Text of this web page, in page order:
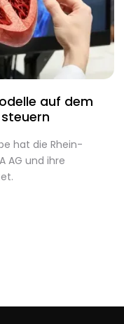
auf dem
hat die Rhein-
AG und ihre